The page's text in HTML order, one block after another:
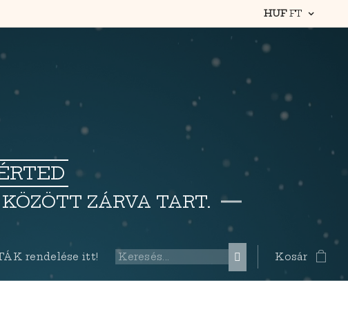
HUFFT
ZÁRVA TART.
rendelése itt! Kosár